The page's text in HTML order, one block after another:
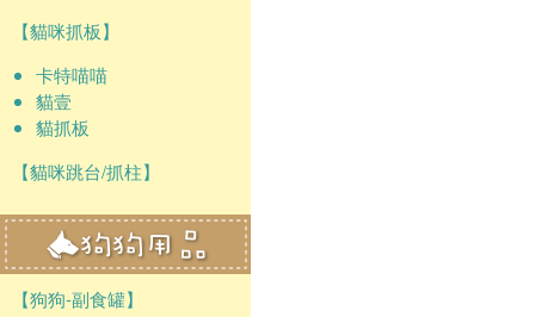
【貓咪抓板】
卡特喵喵
貓壹
貓抓板
【貓咪跳台/抓柱】
【狗狗-副食罐】